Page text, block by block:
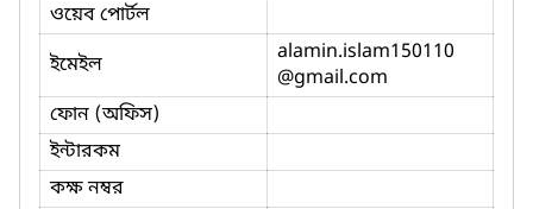
ওয়েব পোর্টল
ইমেইল
alamin.islam150110
@gmail.com
ফোন (অফিস)
ইন্টারকম
কক্ষ নম্বর